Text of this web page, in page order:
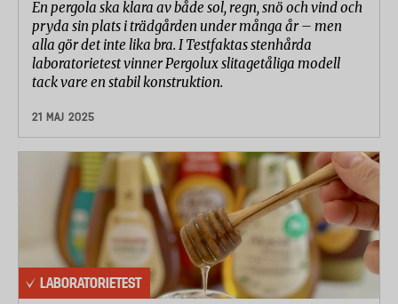
En pergola ska klara av både sol, regn, snö och vind och
pryda sin plats i trädgården under många år – men
alla gör det inte lika bra. I Testfaktas stenhårda
laboratorietest vinner Pergolux slitagetåliga modell
tack vare en stabil konstruktion.
21 MAJ 2025
LABORATORIETEST